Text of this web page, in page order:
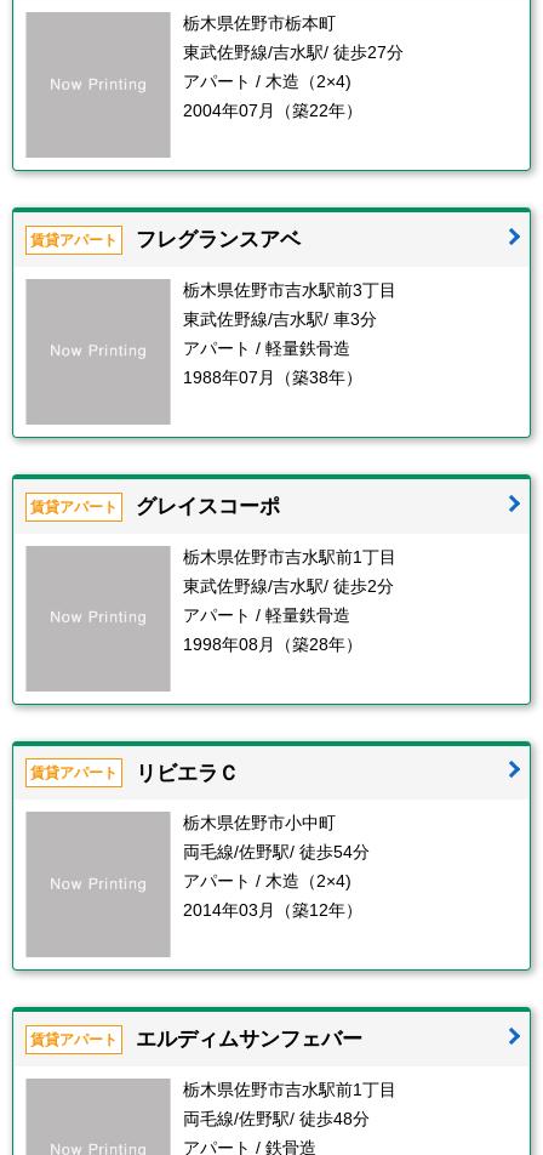
栃木県佐野市栃本町
東武佐野線/吉水駅/ 徒歩27分
アパート / 木造（2×4)
2004年07月（築22年）
賃貸アパート フレグランスアベ
栃木県佐野市吉水駅前3丁目
東武佐野線/吉水駅/ 車3分
アパート / 軽量鉄骨造
1988年07月（築38年）
賃貸アパート グレイスコーポ
栃木県佐野市吉水駅前1丁目
東武佐野線/吉水駅/ 徒歩2分
アパート / 軽量鉄骨造
1998年08月（築28年）
賃貸アパート リビエラＣ
栃木県佐野市小中町
両毛線/佐野駅/ 徒歩54分
アパート / 木造（2×4)
2014年03月（築12年）
賃貸アパート エルディムサンフェバー
栃木県佐野市吉水駅前1丁目
両毛線/佐野駅/ 徒歩48分
アパート / 鉄骨造